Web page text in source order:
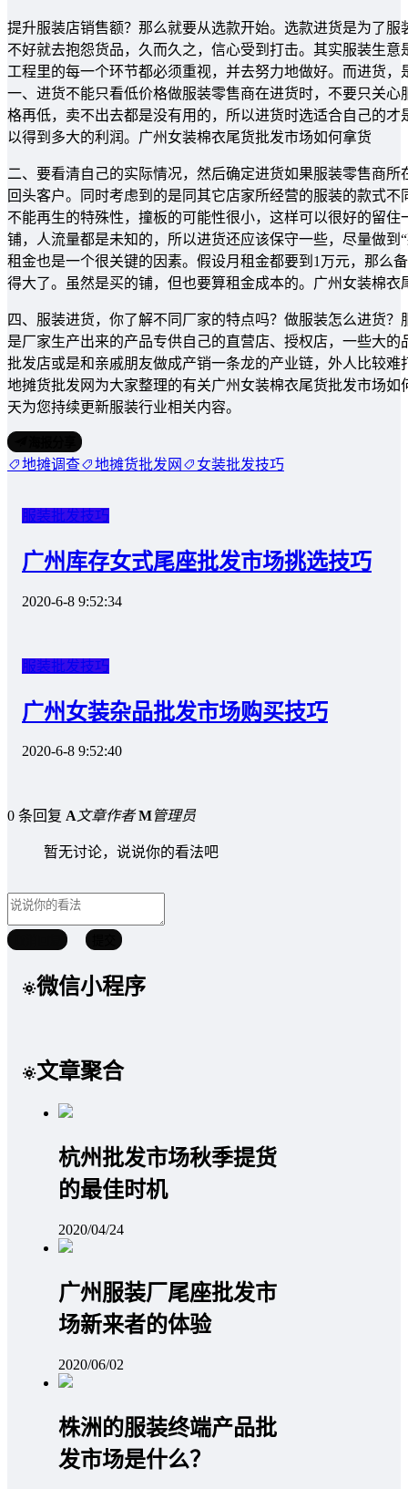
提升服装店销售额？那么就要从选款开始。选款进货是为了
不好就去抱怨货品，久而久之，信心受到打击。其实服装生
工程里的每一个环节都必须重视，并去努力地做好。而进货
一、进货不能只看低价格做服装零售商在进货时，不要只关
格再低，卖不出去都是没有用的，所以进货时选适合自己的
以得到多大的利润。广州女装棉衣尾货批发市场如何拿货
二、要看清自己的实际情况，然后确定进货如果服装零售商
回头客户。同时考虑到的是同其它店家所经营的服装的款式
不能再生的特殊性，撞板的可能性很小，这样可以很好的留
铺，人流量都是未知的，所以进货还应该保守一些，尽量做
租金也是一个很关键的因素。假设月租金都要到1万元，那么
得大了。虽然是买的铺，但也要算租金成本的。广州女装棉衣
四、服装进货，你了解不同厂家的特点吗？做服装怎么进货
是厂家生产出来的产品专供自己的直营店、授权店，一些大
批发店或是和亲戚朋友做成产销一条龙的产业链，外人比较
地摊货批发网为大家整理的有关广州女装棉衣尾货批发市场
天为您持续更新服装行业相关内容。
地摊调查 地摊货批发网 女装批发技巧
服装批发技巧
广州库存女式尾座批发市场挑选技巧
2020-6-8 9:52:34
服装批发技巧
广州女装杂品批发市场购买技巧
2020-6-8 9:52:40
0 条回复 A文章作者 M管理员
暂无讨论，说说你的看法吧
微信小程序
文章聚合
杭州批发市场秋季提货
的最佳时机
2020/04/24
广州服装厂尾座批发市
场新来者的体验
2020/06/02
株洲的服装终端产品批
发市场是什么？